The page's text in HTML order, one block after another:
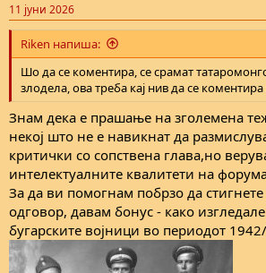
s
:
11 јуни 2026
Riken напиша:
Шо да се коментира, се срамат
злодела, ова треба кај нив да се коментира
Знам дека е прашање на зголемена
некој што не е навикнат да
критички со сопствена глава,но
интелектуалните квалитети на
За да ви помогнам побрзо да
одговор, давам бонус - како
бугарските војници во периодот